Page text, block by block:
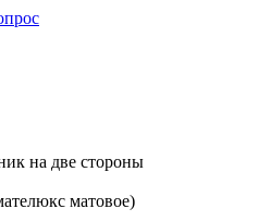
на две стороны
матовое)